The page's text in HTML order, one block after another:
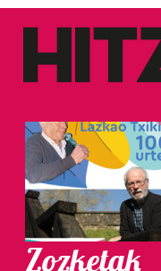
Zozketak